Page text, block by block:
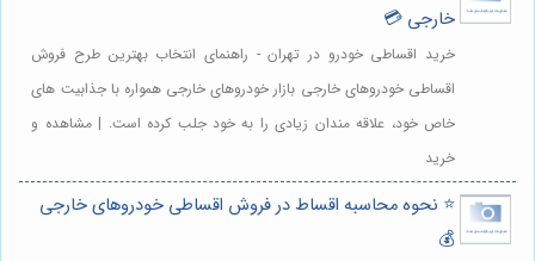
خارجی 💳
خرید اقساطی خودرو در تهران - راهنمای انتخاب بهترین طرح فروش
اقساطی خودروهای خارجی بازار خودروهای خارجی همواره با جذابیت های
خاص خود، علاقه مندان زیادی را به خود جلب کرده است. | مشاهده و
خرید
⭐️ نحوه محاسبه اقساط در فروش اقساطی خودروهای خارجی
💰